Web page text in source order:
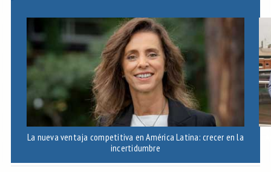
La nueva ventaja competitiva en América Latina: crecer en la
incertidumbre